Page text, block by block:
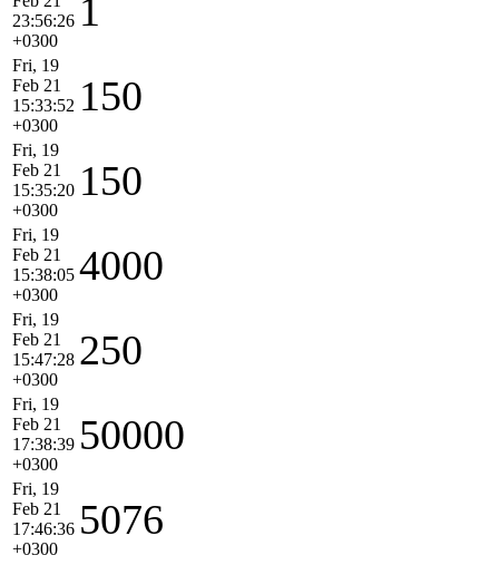
23:56:26
+0300
1
Fri, 19
Feb 21
15:33:52
+0300
150
Fri, 19
Feb 21
15:35:20
+0300
150
Fri, 19
Feb 21
15:38:05
+0300
4000
Fri, 19
Feb 21
15:47:28
+0300
250
Fri, 19
Feb 21
17:38:39
+0300
50000
Fri, 19
Feb 21
17:46:36
+0300
5076